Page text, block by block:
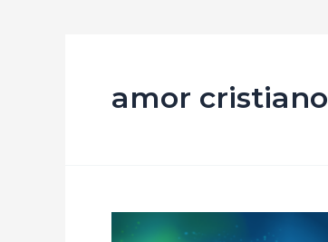
amor cristiano